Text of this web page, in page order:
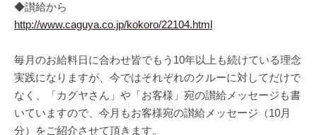
◆讃給から
http://www.caguya.co.jp/kokoro/22104.html
毎月のお給料日に合わせ皆でもう10年以上も続けている理念
実践になりますが、今ではそれぞれのクルーに対してだけで
なく、「カグヤさん」や「お客様」宛の讃給メッセージも書
いていますので、今月もお客様宛の讃給メッセージ（10月
分）をご紹介させて頂きます。